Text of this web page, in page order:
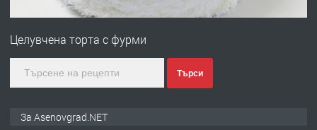
Професионална зеленчукорезачка
Целувчена торта с фурми
Търси
За Asenovgrad.NET